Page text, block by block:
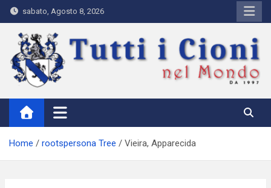
Skip
to
content
sabato, Agosto 8, 2026
Tutti i Cioni nel Mondo
Where Cioni`s come from
Home rootspersona Tree Vieira, Apparecida